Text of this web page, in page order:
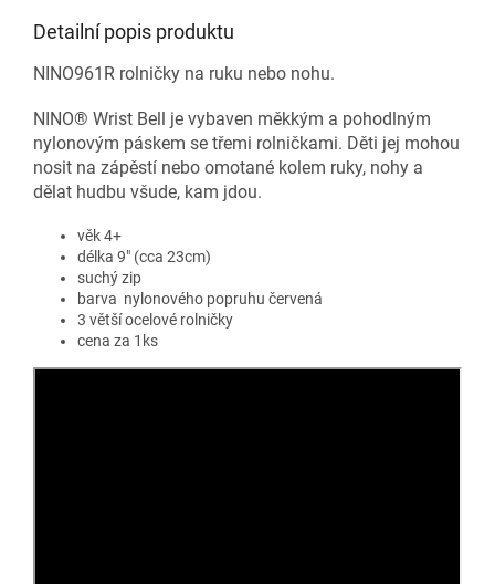
Detailní popis produktu
NINO961R rolničky na ruku nebo nohu.
NINO® Wrist Bell je vybaven měkkým a pohodlným
nylonovým páskem se třemi rolničkami. Děti jej mohou
nosit na zápěstí nebo omotané kolem ruky, nohy a
dělat hudbu všude, kam jdou.
věk 4+
délka 9" (cca 23cm)
suchý zip
barva nylonového popruhu červená
3 větší ocelové rolničky
cena za 1ks